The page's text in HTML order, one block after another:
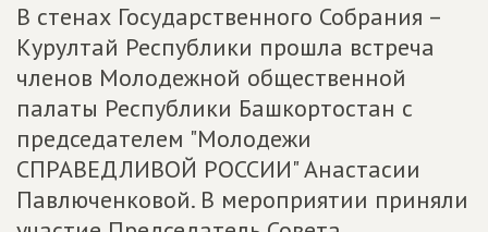
В стенах Государственного Собрания –
Курултай Республики прошла встреча
членов Молодежной общественной
палаты Республики Башкортостан с
председателем "Молодежи
СПРАВЕДЛИВОЙ РОССИИ" Анастасии
Павлюченковой. В мероприятии приняли